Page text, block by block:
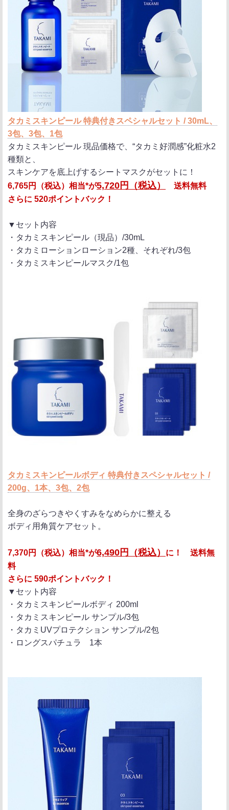
タカミスキンピール 特典付きスペシャルセット / 30mL、
3包、3包、1包
タカミスキンピール 現品価格で、“タカミ好潤感”化粧水2
種類と、
スキンケアを底上げするシートマスクがセットに！
6,765円（税込）相当*が5,720円（税込）
送料無料
さらに 520ポイントバック！
▼セット内容
・タカミスキンピール（現品）/30mL
・タカミローションローション2種、それぞれ/3包
・タカミスキンピールマスク/1包
タカミスキンピールボディ 特典付きスペシャルセット /
200g、1本、3包、2包
全身のざらつきやくすみをなめらかに整える
ボディ用角質ケアセット。
7,370円（税込）相当*が6,490円（税込）
に！ 送料無
料
さらに 590ポイントバック！
▼セット内容
・タカミスキンピールボディ 200ml
・タカミスキンピール サンプル/3包
・タカミUVプロテクション サンプル/2包
・ロングスパチュラ 1本